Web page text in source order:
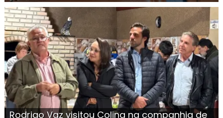
Rodrigo Vaz visitou Colina na companhia de